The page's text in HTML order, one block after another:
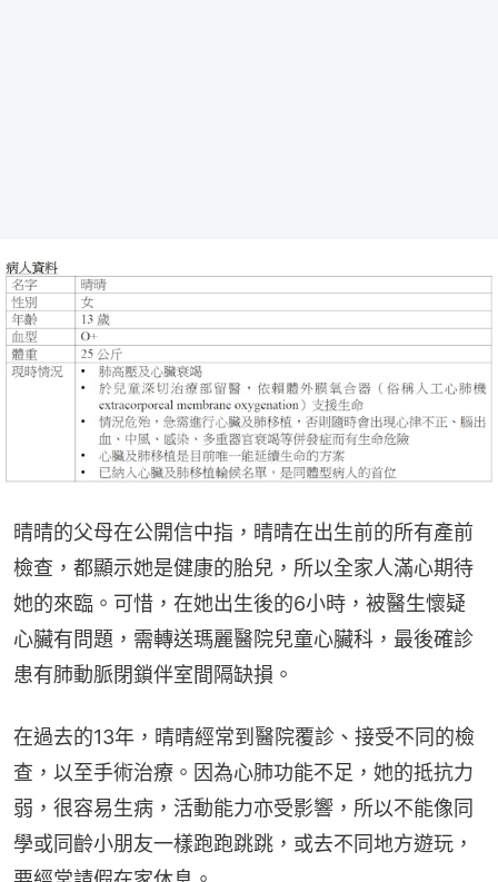
晴晴的父母在公開信中指，晴晴在出生前的所有產前
檢查，都顯示她是健康的胎兒，所以全家人滿心期待
她的來臨。可惜，在她出生後的6小時，被醫生懷疑
心臟有問題，需轉送瑪麗醫院兒童心臟科，最後確診
患有肺動脈閉鎖伴室間隔缺損。
在過去的13年，晴晴經常到醫院覆診、接受不同的檢
查，以至手術治療。因為心肺功能不足，她的抵抗力
弱，很容易生病，活動能力亦受影響，所以不能像同
學或同齡小朋友一樣跑跑跳跳，或去不同地方遊玩，